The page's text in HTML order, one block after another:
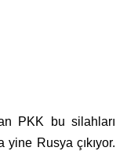
PKK bu silahları
yine Rusya çıkıyor.